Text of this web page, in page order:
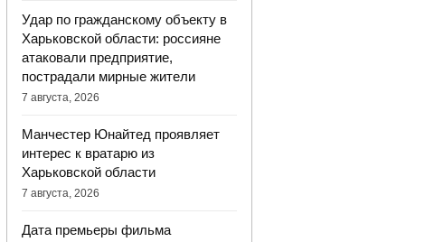
Удар по гражданскому объекту в
Харьковской области: россияне
атаковали предприятие,
пострадали мирные жители
7 августа, 2026
Манчестер Юнайтед проявляет
интерес к вратарю из
Харьковской области
7 августа, 2026
Дата премьеры фильма